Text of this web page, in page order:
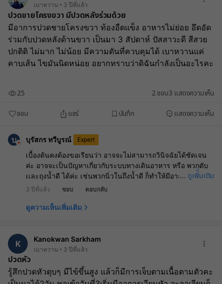
เบาหวาน 3 ปีที่แล้ว
ปวดชายโครงขวา มีปวดหลังร่วมด้วย
มีอาการปวดชายโครงขวา ท้องอืดแข็ง อาหารไม่ย่อย อึดอัด
ร่วมกับปวดหลังด้านขวา เป็นมา 3 สัปดาห์ ปัสสาวะดี สีสวย
ปกติติ ไม่มาก ไม่น้อย มีความดันที่ควบคุมได้ เบาหวานแค่
คาบเส้น ไขมันนิดหน่อย อยากทราบว่าดิฉันกำลังเป็นอะไรคะ
ชอบ แชร์ บันทึก แสดงความเห็น
25 2ชอบ3 แสดงความเห็น
บ บุรัสกร ทวีบูรณ์ Expert
เบื้องต้นคงต้องขอเรียนว่า อาจจะไม่สามารถวินิจฉัยได้ชัดเจน
ค่ะ อาจจะเป็นปัญหาเกี่ยวกับระบบทางเดินอาหาร หรือ พวกตับ
เเละถุงน้ำดี ได้ค่ะ เช่นพวกนิ่วในถึงน้ำดี ก็ทำให้มีอาการเช่นนี้
ได้ เเนะนำตรวจเพิ่มเติมกับกับคุณหมอ จะได้ทำการตีวจร่างกาย
วินิจฉัยที่ตรงจุดค่ะ
... ดูเพิ่ิ่มเติม
3 ปีที่แล้ว ชอบ ตอบกลับ
ดูความเห็นเพิ่มเติม
K Kanokwan Sarkham
เบาหวาน 3 ปีที่แล้ว
ปวดหัว
รู้สึกปวดหัวตุบๆ มีไข้ขึ้นสูง แล้วก็มีการเจ็บตามเนื้อตามตัวคะ